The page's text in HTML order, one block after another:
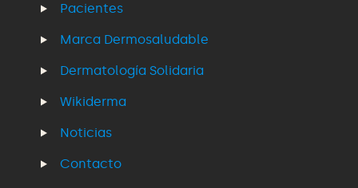
Pacientes
Marca Dermosaludable
Dermatología Solidaria
Wikiderma
Noticias
Contacto